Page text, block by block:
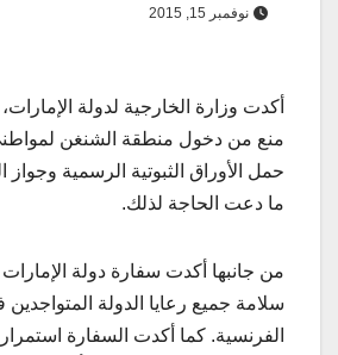
نوفمبر 15, 2015
أكدت وزارة الخارجية لدولة
منع من دخول منطقة الشنغن
حمل الأوراق الثبوتية الرسمية وجواز
ما دعت الحاجة لذلك.
من جانبها أكدت سفارة دولة
سلامة جميع رعايا الدولة
الفرنسية. كما أكدت السفارة